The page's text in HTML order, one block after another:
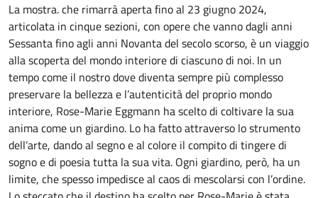
La mostra. che rimarrà aperta fino al 23 giugno 2024,
articolata in cinque sezioni, con opere che vanno dagli anni
Sessanta fino agli anni Novanta del secolo scorso, è un viaggio
alla scoperta del mondo interiore di ciascuno di noi. In un
tempo come il nostro dove diventa sempre più complesso
preservare la bellezza e l’autenticità del proprio mondo
interiore, Rose-Marie Eggmann ha scelto di coltivare la sua
anima come un giardino. Lo ha fatto attraverso lo strumento
dell’arte, dando al segno e al colore il compito di tingere di
sogno e di poesia tutta la sua vita. Ogni giardino, però, ha un
limite, che spesso impedisce al caos di mescolarsi con l’ordine.